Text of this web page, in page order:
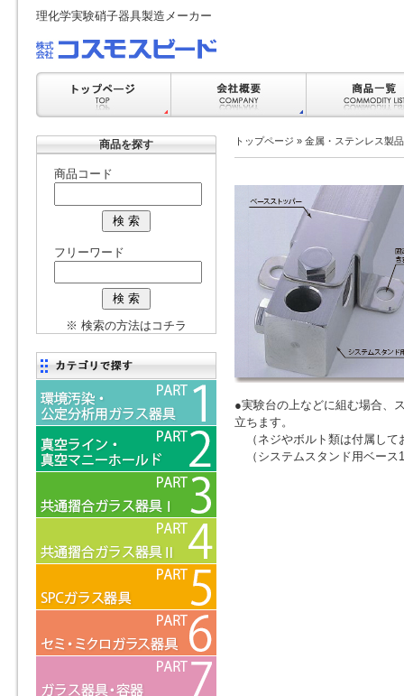
理化学実験硝子器具製造メーカー
商品を探す
商品コード
フリーワード
※ 検索の方法はコチラ
トップページ » 金属・ステンレス製品
●実験台の上などに組む場合、
立ちます。
（ネジやボルト類は付属して
（システムスタンド用ベース